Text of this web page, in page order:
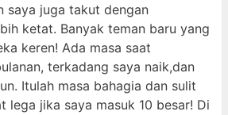
saya juga takut dengan
ketat. Banyak teman baru yang
keren! Ada masa saat
terkadang saya naik,dan
Itulah masa bahagia dan sulit
lega jika saya masuk 10 besar! Di